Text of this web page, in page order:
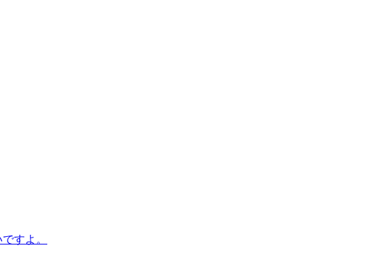
すよ。